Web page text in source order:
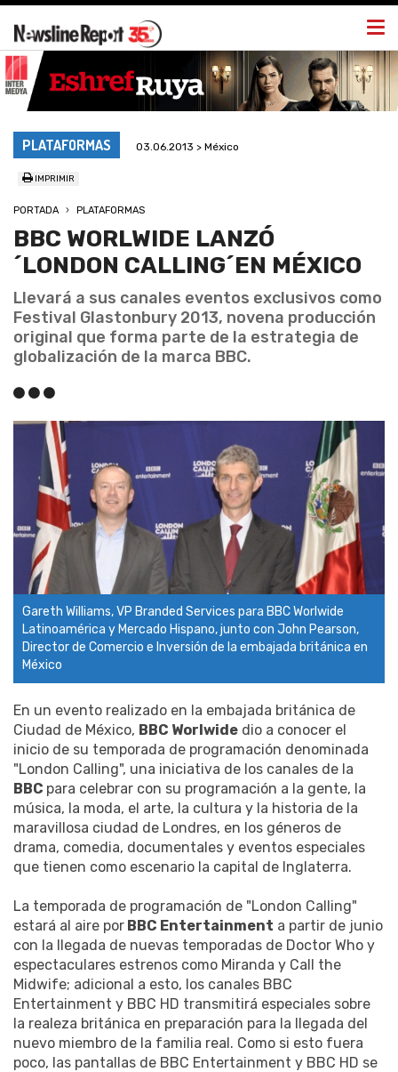
PLATAFORMAS 03.06.2013 > México
IMPRIMIR
PORTADA PLATAFORMAS
BBC WORLWIDE LANZÓ
´LONDON CALLING´EN MÉXICO
Llevará a sus canales eventos exclusivos como
Festival Glastonbury 2013, novena producción
original que forma parte de la estrategia de
globalización de la marca BBC.
Gareth Williams, VP Branded Services para BBC Worlwide
Latinoamérica y Mercado Hispano, junto con John Pearson,
Director de Comercio e Inversión de la embajada británica en
México
En un evento realizado en la embajada británica de
Ciudad de México, BBC Worlwide dio a conocer el
inicio de su temporada de programación denominada
"London Calling", una iniciativa de los canales de la
BBC para celebrar con su programación a la gente, la
música, la moda, el arte, la cultura y la historia de la
maravillosa ciudad de Londres, en los géneros de
drama, comedia, documentales y eventos especiales
que tienen como escenario la capital de Inglaterra.
La temporada de programación de "London Calling"
estará al aire por BBC Entertainment a partir de junio
con la llegada de nuevas temporadas de Doctor Who y
espectaculares estrenos como Miranda y Call the
Midwife; adicional a esto, los canales BBC
Entertainment y BBC HD transmitirá especiales sobre
la realeza británica en preparación para la llegada del
nuevo miembro de la familia real. Como si esto fuera
poco, las pantallas de BBC Entertainment y BBC HD se